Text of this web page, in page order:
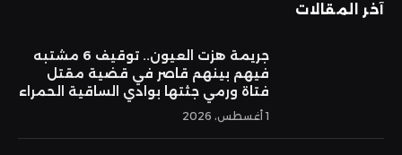
آخر المقالات
جريمة هزت العيون.. توقيف 6 مشتبه
فيهم بينهم قاصر في قضية مقتل
فتاة ورمي جثتها بوادي الساقية الحمراء
1 أغسطس، 2026